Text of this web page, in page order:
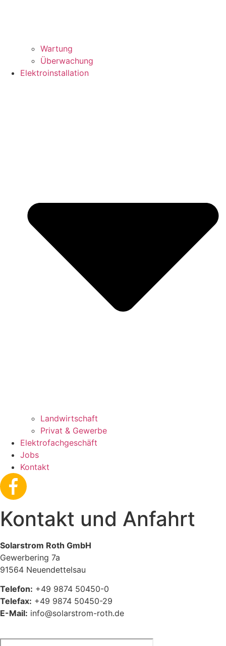
Wartung
Überwachung
Elektroinstallation
Landwirtschaft
Privat & Gewerbe
Elektrofachgeschäft
Jobs
Kontakt
Kontakt und Anfahrt
Solarstrom Roth GmbH
Gewerbering 7a
91564 Neuendettelsau
Telefon: +49 9874 50450-0
Telefax: +49 9874 50450-29
E-Mail: info@solarstrom-roth.de